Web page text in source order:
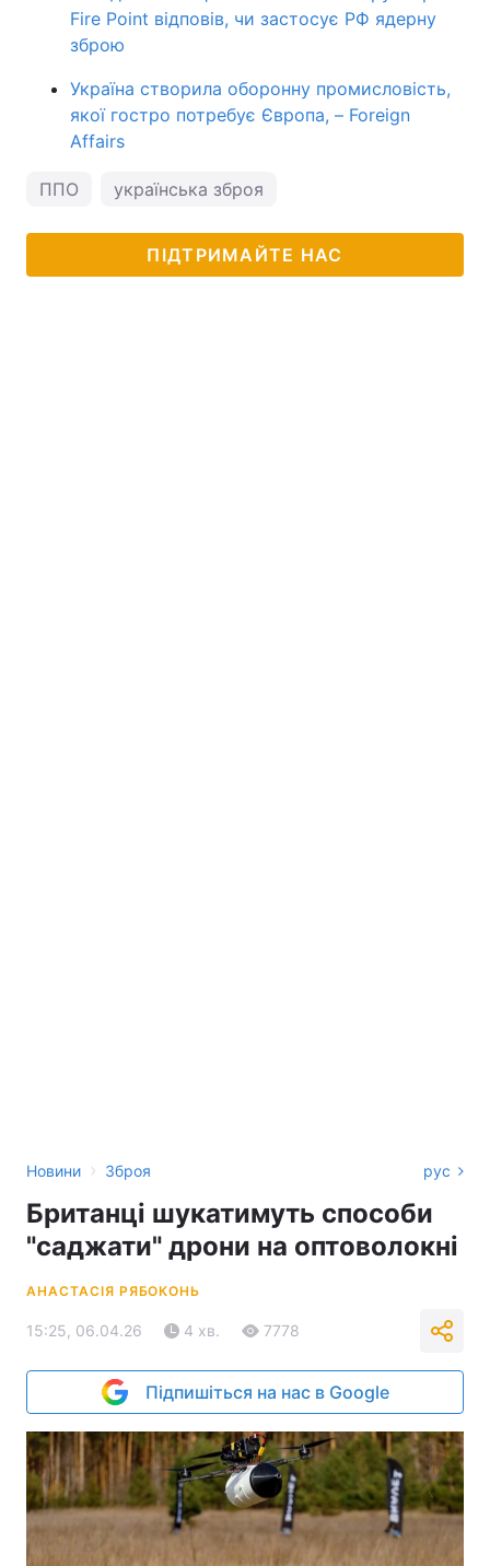
Fire Point відповів, чи застосує РФ ядерну
зброю
Україна створила оборонну промисловість,
якої гостро потребує Європа, – Foreign
Affairs
ППО українська зброя
ПІДТРИМАЙТЕ НАС
Новини › Зброя рус
Британці шукатимуть способи
"саджати" дрони на оптоволокні
АНАСТАСІЯ РЯБОКОНЬ
15:25, 06.04.26 4 хв. 7778
Підпишіться на нас в Google